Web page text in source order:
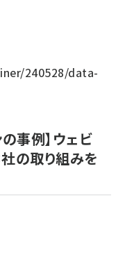
240528/data-
事例】ウェビ
の取り組みを